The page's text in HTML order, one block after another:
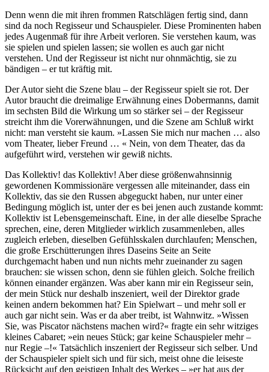
Denn wenn die mit ihren frommen Ratschlägen fertig sind, dann
sind da noch Regisseur und Schauspieler. Diese Prominenten haben
jedes Augenmaß für ihre Arbeit verloren. Sie verstehen kaum, was
sie spielen und spielen lassen; sie wollen es auch gar nicht
verstehen. Und der Regisseur ist nicht nur ohnmächtig, sie zu
bändigen – er tut kräftig mit.
Der Autor sieht die Szene blau – der Regisseur spielt sie rot. Der
Autor braucht die dreimalige Erwähnung eines Dobermanns, damit
im sechsten Bild die Wirkung um so stärker sei – der Regisseur
streicht ihm die Vorerwähnungen, und die Szene am Schluß wirkt
nicht: man versteht sie kaum. »Lassen Sie mich nur machen … also
vom Theater, lieber Freund … « Nein, von dem Theater, das da
aufgeführt wird, verstehen wir gewiß nichts.
Das Kollektiv! das Kollektiv! Aber diese größenwahnsinnig
gewordenen Kommissionäre vergessen alle miteinander, dass ein
Kollektiv, das sie den Russen abgeguckt haben, nur unter einer
Bedingung möglich ist, unter der es bei jenen auch zustande kommt:
Kollektiv ist Lebensgemeinschaft. Eine, in der alle dieselbe Sprache
sprechen, eine, deren Mitglieder wirklich zusammenleben, alles
zugleich erleben, dieselben Gefühlsskalen durchlaufen; Menschen,
die große Erschütterungen ihres Daseins Seite an Seite
durchgemacht haben und nun nichts mehr zueinander zu sagen
brauchen: sie wissen schon, denn sie fühlen gleich. Solche freilich
können einander ergänzen. Was aber kann mir ein Regisseur sein,
der mein Stück nur deshalb inszeniert, weil der Direktor grade
keinen andern bekommen hat? Ein Spielwart – und mehr soll er
auch gar nicht sein. Was er da aber treibt, ist Wahnwitz. »Wissen
Sie, was Piscator nächstens machen wird?« fragte ein sehr witziges
kleines Cabaret; »ein neues Stück; gar keine Schauspieler mehr –
nur Regie –!« Tatsächlich inszeniert der Regisseur sich selber. Und
der Schauspieler spielt sich und für sich, meist ohne die leiseste
Rücksicht auf den geistigen Inhalt des Werkes – »er hat aus der